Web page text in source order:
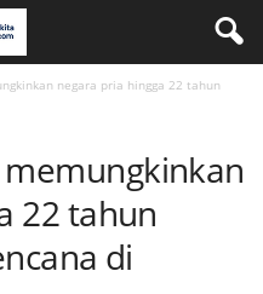
negara pria hingga 22 tahun
22 tahun
di